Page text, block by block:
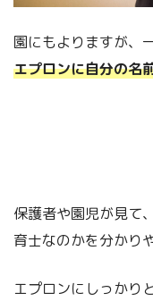
園にもよりますが、
エプロンに自分の名
保護者や園児が見て
育士なのかを分かり
エプロンにしっかり